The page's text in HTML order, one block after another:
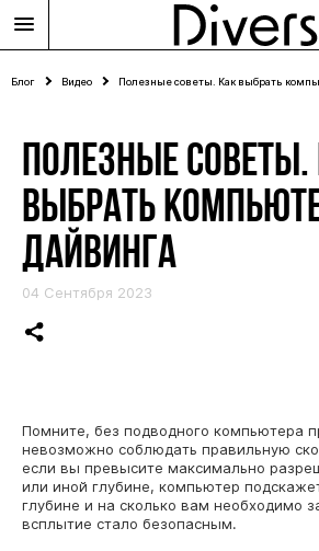
Блог Видео Полезные советы. Как выбрать
ПОЛЕЗНЫЕ СОВЕТЫ.
ВЫБРАТЬ
ДАЙВИНГА
04 Сентября 2023
Помните, без подводного компьютера
невозможно соблюдать правильную
если вы превысите максимально
или иной глубине, компьютер
глубине и на сколько вам необходимо
всплытие стало безопасным.